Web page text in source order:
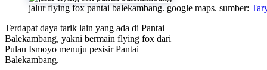
jalur flying fox pantai balekambang. google maps. sumber:
Terdapat daya tarik lain yang ada di Pantai
Balekambang, yakni bermain flying fox dari
Pulau Ismoyo menuju pesisir Pantai
Balekambang.